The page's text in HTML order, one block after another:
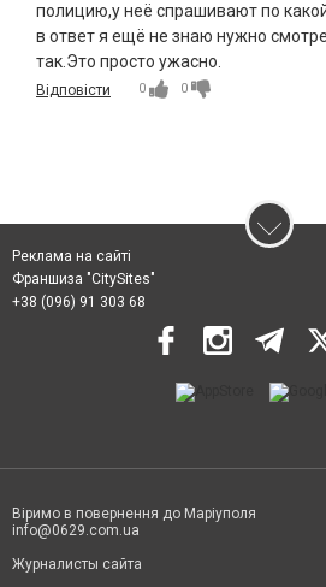
полицию,у неё спрашивают по
в ответ я ещё не знаю нужно
так.Это просто ужасно.
Відповісти 0 0
Реклама на сайті
Франшиза "CitySites"
+38 (096) 91 303 68
Віримо в повернення до Маріуполя
info@0629.com.ua
Журналисты сайта